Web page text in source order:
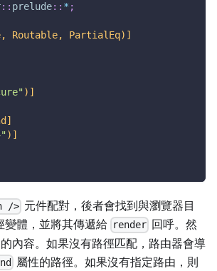
:: prelude:: * ;
Routable, PartialEq)]
)]
)]
/>元件配對，後者會找到與瀏覽器目
變體，並將其傳遞給 render 回呼。然
內容。如果沒有路徑匹配，路由器會導
屬性的路徑。如果沒有指定路由，則